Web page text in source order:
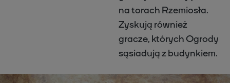
na torach Rzemiosła.
Zyskują również
gracze, których Ogrody
sąsiadują z budynkiem.